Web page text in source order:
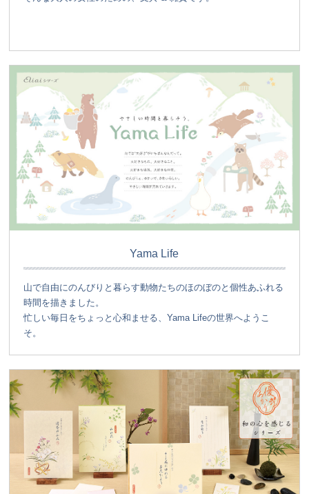
Yama Life
山で自由にのんびりと暮らす動物たちのほのぼのと個性あふれる
時間を描きました。
忙しい毎日をちょっと心和ませる、Yama Lifeの世界へようこ
そ。